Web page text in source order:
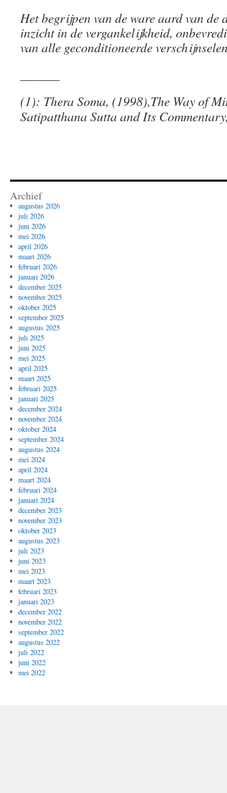
Het begrijpen van de ware aard van de
inzicht in de vergankelijkheid,
van alle geconditioneerde
(1): Thera Soma, (1998),The Way of
Satipatthana Sutta and Its
Archief
augustus 2026
juli 2026
juni 2026
mei 2026
april 2026
maart 2026
februari 2026
januari 2026
december 2025
november 2025
oktober 2025
september 2025
augustus 2025
juli 2025
juni 2025
mei 2025
april 2025
maart 2025
februari 2025
januari 2025
december 2024
november 2024
oktober 2024
september 2024
augustus 2024
mei 2024
april 2024
maart 2024
februari 2024
januari 2024
december 2023
november 2023
oktober 2023
augustus 2023
juli 2023
juni 2023
mei 2023
maart 2023
februari 2023
januari 2023
december 2022
november 2022
september 2022
augustus 2022
juli 2022
juni 2022
mei 2022